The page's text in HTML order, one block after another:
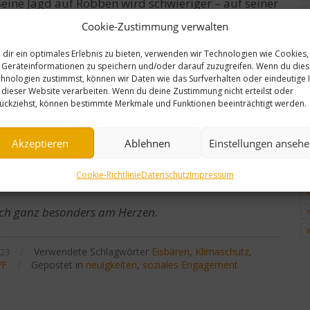
Cookie-Zustimmung verwalten
dir ein optimales Erlebnis zu bieten, verwenden wir Technologien wie Cookies,
Geräteinformationen zu speichern und/oder darauf zuzugreifen. Wenn du
zustimmst, können wir Daten wie das Surfverhalten oder eindeutige
dieser Website verarbeiten. Wenn du deine Zustimmung nicht erteilst oder
können bestimmte Merkmale und Funktionen beeinträchtigt werden.
Akzeptieren Ablehnen Einstellungen
Cookie-RichtlinieDatenschutzImpressum
Siedlungen magisch angezogen. Das
politischen Drucks, wie beispielsweise dem
Öffentlichkeitsarbeit, unterstützen, damit
unserer Fahrzeugflotte, versucht auch der
Des Weiteren sind wir dankbar, dass wir mit
für die Vermeidung von Konflikten mit
zu organisieren und auszurüsten.
ganz besonders am Herzen.
Verwendete Schlagwörter Eisbären, Klimaschutz,
Gepostet in neuigkeiten, soziales Engagement